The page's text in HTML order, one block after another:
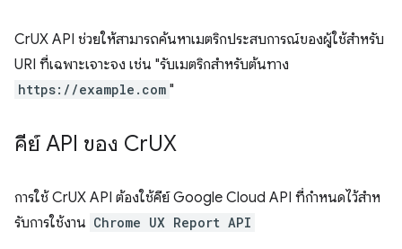
CrUX API ช่วยให้สามารถค้นหาเมตริกประสบการณ์ของผู้ใช้สําหรับ
URI ที่เฉพาะเจาะจง เช่น "รับเมตริกสําหรับต้นทาง
https://example.com "
คีย์ API ของ CrUX
การใช้ CrUX API ต้องใช้คีย์ Google Cloud API ที่กําหนดไว้สําห
รับการใช้งาน Chrome UX Report API